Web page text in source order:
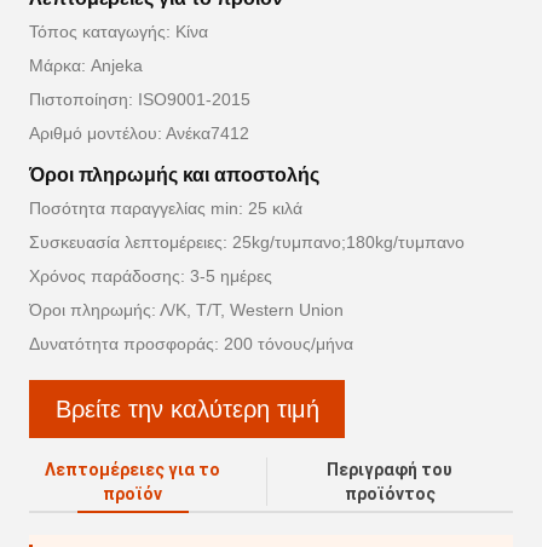
Τόπος καταγωγής: Κίνα
Μάρκα: Anjeka
Πιστοποίηση: ISO9001-2015
Αριθμό μοντέλου: Ανέκα7412
Όροι πληρωμής και αποστολής
Ποσότητα παραγγελίας min: 25 κιλά
Συσκευασία λεπτομέρειες: 25kg/τυμπανο;180kg/τυμπανο
Χρόνος παράδοσης: 3-5 ημέρες
Όροι πληρωμής: Λ/Κ, Τ/Τ, Western Union
Δυνατότητα προσφοράς: 200 τόνους/μήνα
Βρείτε την καλύτερη τιμή
Λεπτομέρειες για το
προϊόν
Περιγραφή του
προϊόντος